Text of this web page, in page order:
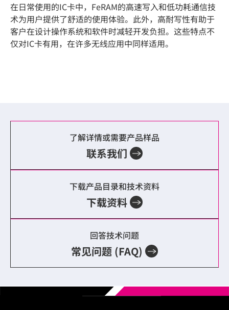
在日常使用的IC卡中，FeRAM的高速写入和低功耗通信技
术为用户提供了舒适的使用体验。此外，高耐写性有助于
客户在设计操作系统和软件时减轻开发负担。这些特点不
仅对IC卡有用，在许多无线应用中同样适用。
了解详情或需要产品样品
联系我们
下载产品目录和技术资料
下载资料
回答技术问题
常见问题 (FAQ)